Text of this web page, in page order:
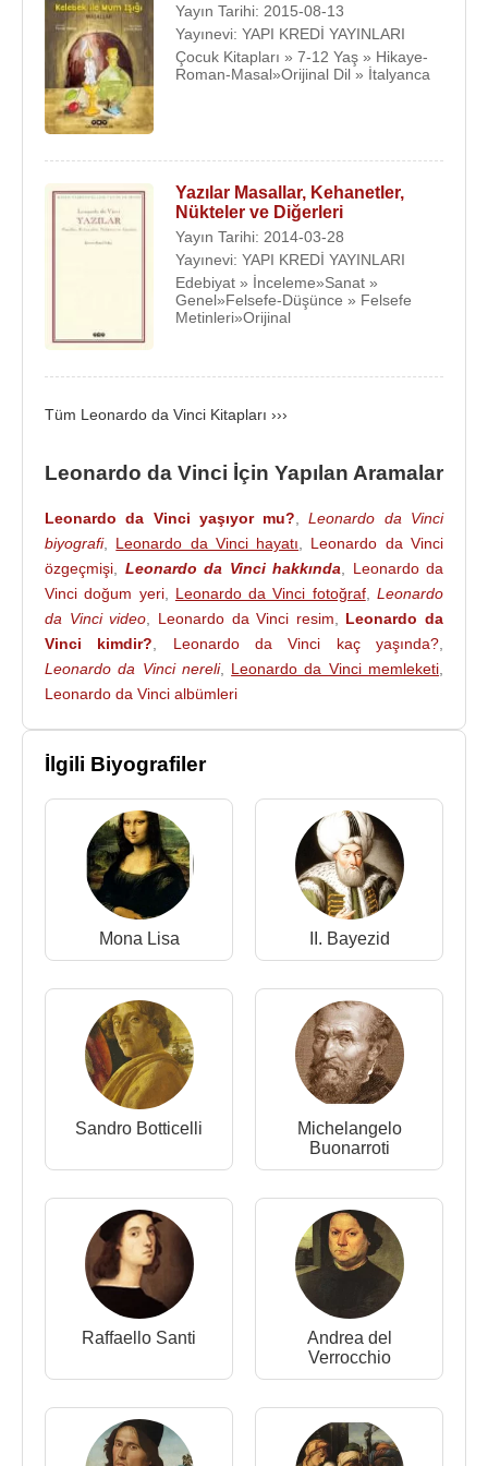
bilimlere de öncülük yaptığını da eklersek onun ne
kadar çok yönlü bir zeka olduğu anlaşılabilir.
1482yılında Leonardo,Milano'ya gitti. O sıralar
Milano'yu Ludovico Sforza
ona ilgi çekici bir mektup yazarak hizmette
bulunmayı teklif etti. Askerlik ve savaş yönetiminde
kendi buluşu olan dokuz yeni fikir ileri sürdü ve
onuncu fikrini de şöyle özetledi;
zamanında, mimarlıkta, binalar kurmakta ve su
yolları yapımında ustalara eriştim. Mermer bronz
ya da tuğladan heykeller yontabilirim. Resim
yapmak ise, mesleğimdir; bunu mesleğini yerine
getiren herhangi bir adamın becerdiği kadar
becerebilirim. Ayrıca, babanızın anısını
ölümsüzleştirecek bir anıt yapabilirim.''
büyüklüğündeki lutunu da yanında götürmüş,
altetmişti. Ayrıca zamanını en iyi hazırlıksız şiir
söyleyicisiydi. Dük bu genç Floransalı ressamın
çekiciliğine hemen kapıldı ve teklifini kabul etti.
Böylece onun on yedi yıl Milano 'da yaşayıp
çalışmasını sağladı.
Dehasını çeşitli çalışmalarıyla ortaya koydu.
eğlence ve gösterilerinin de başındaydı. Hicivler,
görevleriyle de uğraşıyordu. Bu yoğun çalışma
temposunu kendine has bir uyuma düzeniyle
gerçekleştirebiliyordu. Günün her saatinde yalnızca
15 dakika uyuyarak verimli bir çalışma sistemi
geliştirmişti. 1485 'de
'da görülen bir salgın,
Leonardo'ya şehri bir sağlık düzeniyle yeniden
kurma fikrini verdi. Planları hazırladı ve Ludovico'ya
sundu. Ertesi yıl Milano katedrali için planlar
hazırladı. Bu arada geometri, astronomi, enerji ve
lut yapımı üzerinde çalışıyor, boş zamanlarında da
Francesco Sforza
'nın at üzerindeki heykelinin
modelini hazırlıyordu. Yıllarca süren çalışmanın
sonunda 80 metrelik heykeli tamamladı ve
Milano'da sergiledi. Fakat bu dev heykelin
bronzdan dökümü yapılamamıştı ve altı yıl sonra da
Milano Fransızların saldırısına uğradığında okların
hedefi oldu ve yıkıldı.
Yayın Tarihi: 2015-08-13
Yayınevi: YAPI KREDİ YAYINLARI
Çocuk Kitapları » 7-12 Yaş » Hikaye-
Roman-Masal»Orijinal Dil » İtalyanca
Yazılar Masallar, Kehanetler,
Nükteler ve Diğerleri
Yayın Tarihi: 2014-03-28
Yayınevi: YAPI KREDİ YAYINLARI
Edebiyat » İnceleme»Sanat »
Genel»Felsefe-Düşünce » Felsefe
Metinleri»Orijinal
Tüm Leonardo da Vinci Kitapları ›››
Leonardo da Vinci İçin Yapılan Aramalar
Leonardo da Vinci yaşıyor mu?,Leonardo da Vinci
biyografi, Leonardo da Vinci hayatı, Leonardo da Vinci
özgeçmişi, Leonardo da Vinci hakkında, Leonardo da
Vinci doğum yeri, Leonardo da Vinci fotoğraf,Leonardo
da Vinci video, Leonardo da Vinci resim, Leonardo da
Vinci kimdir?, Leonardo da Vinci kaç yaşında?,
Leonardo da Vinci nereli, Leonardo da Vinci memleketi,
Leonardo da Vinci albümleri
İlgili Biyografiler
Mona Lisa II. Bayezid
Sandro Botticelli
Michelangelo
Buonarroti
Raffaello Santi
Andrea del
Verrocchio